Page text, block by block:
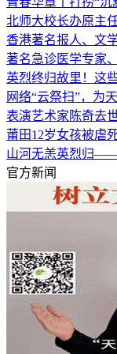
北师大校长办原主
香港著名报人、文
著名急诊医学专家
英烈终归故里！这
网络“云祭扫”，为
表演艺术家陈奇去
莆田12岁女孩被虐
山河无恙英烈归——
官方新闻